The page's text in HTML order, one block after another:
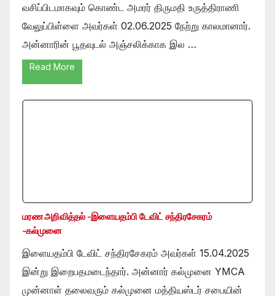
வசிப்பிடமாகவும் கொண்ட அமரர் திருமதி உருத்திராணி
வேலுப்பிள்ளை அவர்கள் 02.06.2025 நேற்று காலமானார்.
அன்னாரின் பூதவுடல் அஞ்சலிக்காக இல …
Read More
மரண அறிவித்தல் -இளையதம்பி டேவிட் சந்திரசேகரம்
-கல்முனை
இளையதம்பி டேவிட் சந்திரசேகரம் அவர்கள் 15.04.2025
இன்று இறைபதமடைந்தார். அன்னார் கல்முனை YMCA
முன்னாள் தலைவரும் கல்முனை மத்தியஸ்டர் சபையின்